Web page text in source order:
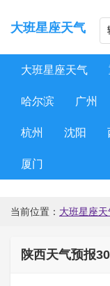
大班星座天气
大班星座天气
哈尔滨 广州
杭州 沈阳
厦门
当前位置： 大班星座天
陕西天气预报